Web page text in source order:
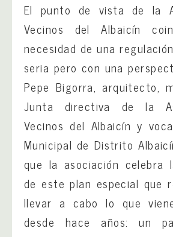
El punto de vista de la
Vecinos del Albaicín
necesidad de una
seria pero con una
Pepe Bigorra, arquitecto,
Junta directiva de la
Vecinos del Albaicín y
Municipal de Distrito
que la asociación celebra
de este plan especial que
llevar a cabo lo que
desde hace años: un